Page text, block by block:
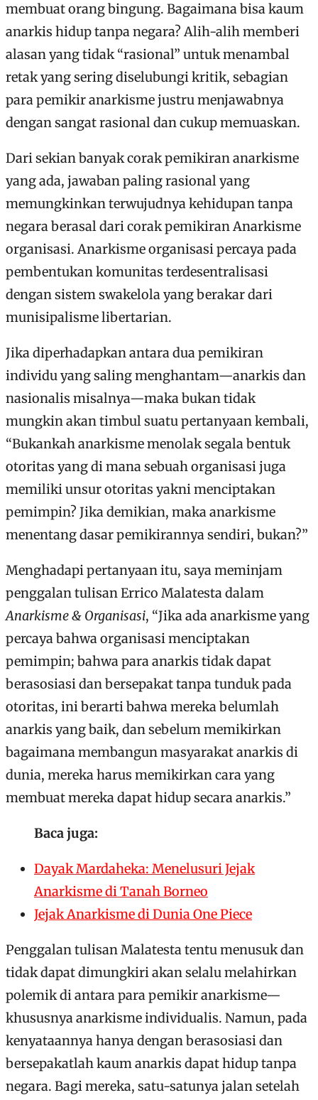
membuat orang bingung. Bagaimana bisa kaum
anarkis hidup tanpa negara? Alih-alih memberi
alasan yang tidak “rasional” untuk menambal
retak yang sering diselubungi kritik, sebagian
para pemikir anarkisme justru menjawabnya
dengan sangat rasional dan cukup memuaskan.
Dari sekian banyak corak pemikiran anarkisme
yang ada, jawaban paling rasional yang
memungkinkan terwujudnya kehidupan tanpa
negara berasal dari corak pemikiran Anarkisme
organisasi. Anarkisme organisasi percaya pada
pembentukan komunitas terdesentralisasi
dengan sistem swakelola yang berakar dari
munisipalisme libertarian.
Jika diperhadapkan antara dua pemikiran
individu yang saling menghantam—anarkis dan
nasionalis misalnya—maka bukan tidak
mungkin akan timbul suatu pertanyaan kembali,
“Bukankah anarkisme menolak segala bentuk
otoritas yang di mana sebuah organisasi juga
memiliki unsur otoritas yakni menciptakan
pemimpin? Jika demikian, maka anarkisme
menentang dasar pemikirannya sendiri, bukan?”
Menghadapi pertanyaan itu, saya meminjam
penggalan tulisan Errico Malatesta dalam
Anarkisme & Organisasi, “Jika ada anarkisme yang
percaya bahwa organisasi menciptakan
pemimpin; bahwa para anarkis tidak dapat
berasosiasi dan bersepakat tanpa tunduk pada
otoritas, ini berarti bahwa mereka belumlah
anarkis yang baik, dan sebelum memikirkan
bagaimana membangun masyarakat anarkis di
dunia, mereka harus memikirkan cara yang
membuat mereka dapat hidup secara anarkis.”
Baca juga:
Dayak Mardaheka: Menelusuri Jejak
Anarkisme di Tanah Borneo
Jejak Anarkisme di Dunia One Piece
Penggalan tulisan Malatesta tentu menusuk dan
tidak dapat dimungkiri akan selalu melahirkan
polemik di antara para pemikir anarkisme—
khususnya anarkisme individualis. Namun, pada
kenyataannya hanya dengan berasosiasi dan
bersepakatlah kaum anarkis dapat hidup tanpa
negara. Bagi mereka, satu-satunya jalan setelah